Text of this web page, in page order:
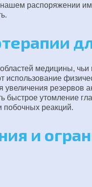
распоряжении
медицины,
использование
увеличения резервов
быстрое утомление
побочных реакций.
и